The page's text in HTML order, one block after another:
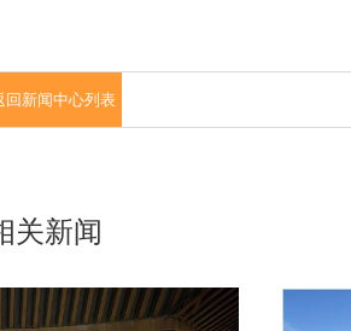
回新闻中心列表
关新闻